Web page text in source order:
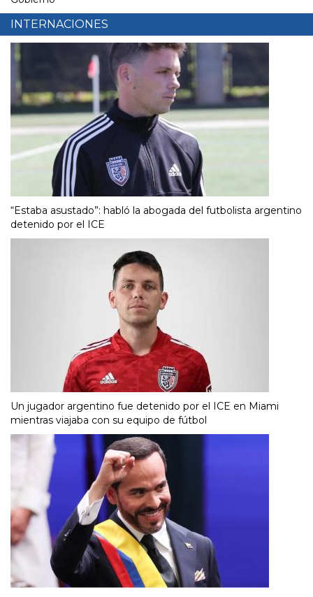
INTERNACIONES
“Estaba asustado”: habló la abogada del futbolista argentino
detenido por el ICE
Un jugador argentino fue detenido por el ICE en Miami
mientras viajaba con su equipo de fútbol